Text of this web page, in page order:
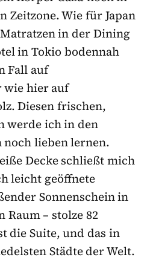
Zeitzone. Wie für Japan
in der Dining
in Tokio bodennah
Fall auf
wie hier auf
Diesen frischen,
werde ich in den
noch lieben lernen.
Decke schließt mich
leicht geöffnete
Sonnenschein in
Raum – stolze 82
die Suite, und das in
Städte der Welt.